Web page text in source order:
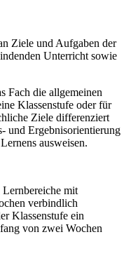
Ziele und Aufgaben der
Unterricht sowie
Fach die allgemeinen
Klassenstufe oder für
Ziele differenziert
und Ergebnisorientierung
ausweisen.
mit
verbindlich
Klassenstufe ein
von zwei Wochen